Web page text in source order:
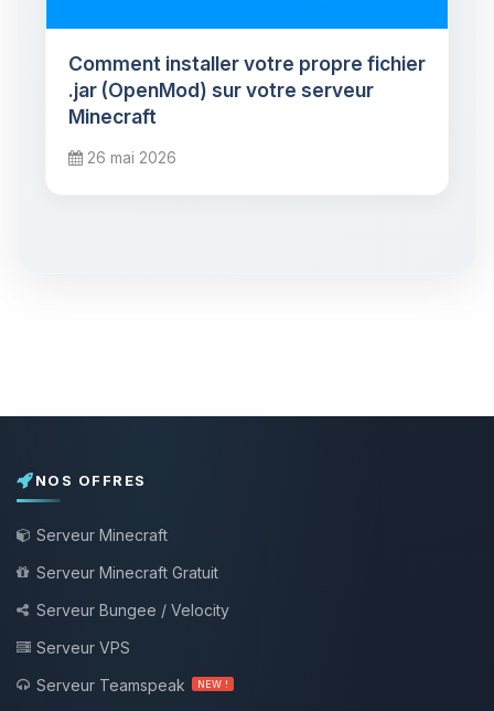
Comment installer votre propre fichier
.jar (OpenMod) sur votre serveur
Minecraft
26 mai 2026
NOS OFFRES
Serveur Minecraft
Serveur Minecraft Gratuit
Serveur Bungee / Velocity
Serveur VPS
Serveur Teamspeak
NEW !